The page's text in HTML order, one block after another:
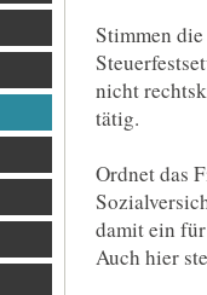
Stimmen
nicht
tätig.
Ordnet das
damit ein
Auch hier